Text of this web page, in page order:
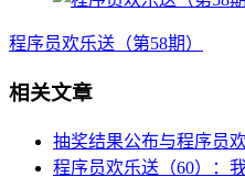
程序员欢乐送（第58期）
相关文章
抽奖结果公布与程序员
程序员欢乐送（60）：